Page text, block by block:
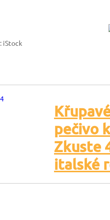
iStock
pečivo
Zkuste
italské